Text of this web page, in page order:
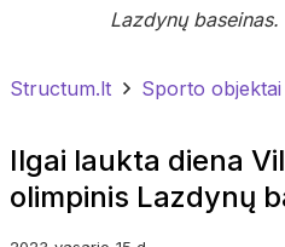
Lazdynų
Structum.lt Sporto objektai
Ilgai laukta diena
olimpinis Lazdynų